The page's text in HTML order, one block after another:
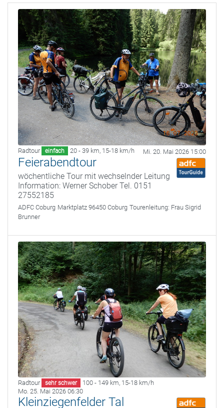
Radtour einfach 20 - 39 km, 15-18 km/h Mi. 20. Mai 2026 15:00
Feierabendtour
wöchentliche Tour mit wechselnder Leitung
Information: Werner Schober Tel. 0151
27552185
ADFC Coburg Marktplatz 96450 Coburg Tourenleitung: Frau Sigrid
Brunner
Radtour sehr schwer 100 - 149 km, 15-18 km/h
Mo. 25. Mai 2026 06:30
Kleinziegenfelder Tal